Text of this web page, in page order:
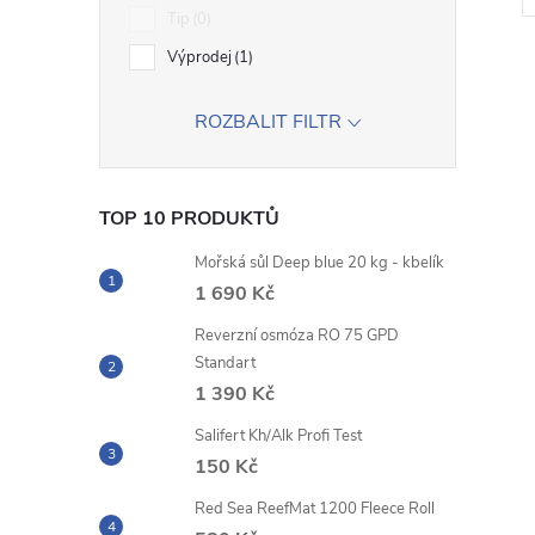
Výprodej 1
ROZBALIT FILTR
TOP 10 PRODUKTŮ
Mořská sůl Deep blue 20 kg - kbelík
1 690 Kč
Reverzní osmóza RO 75 GPD
Standart
1 390 Kč
Salifert Kh/Alk Profi Test
150 Kč
Red Sea ReefMat 1200 Fleece Roll